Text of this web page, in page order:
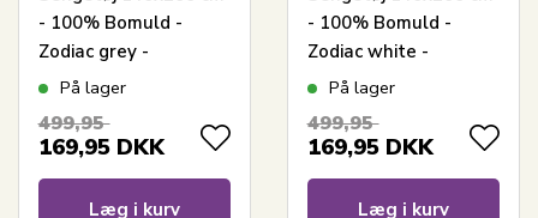
- 100% Bomuld -
Zodiac grey -
Vendbart med
På lager
499,95
169,95 DKK
Læg i kurv
- 100% Bomuld -
Zodiac white -
Vendbart med
På lager
499,95
169,95 DKK
Læg i kurv